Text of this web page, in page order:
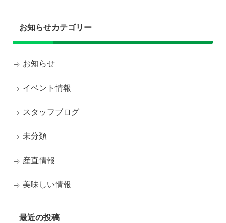
お知らせカテゴリー
お知らせ
イベント情報
スタッフブログ
未分類
産直情報
美味しい情報
最近の投稿